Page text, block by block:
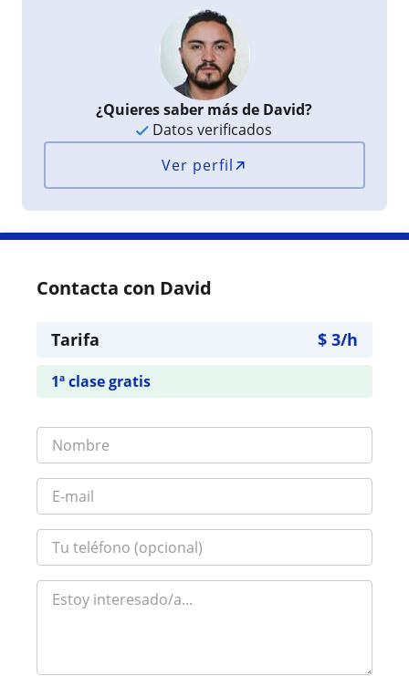
¿Quieres saber más de David?
Datos verificados
Ver perfil
Contacta con David
Tarifa $ 3/h
1ª clase gratis